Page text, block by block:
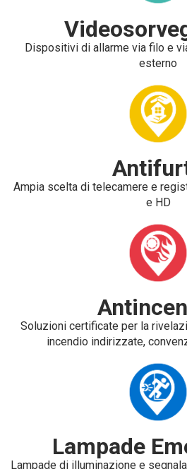
Dispositivi di allarme via filo e
esterno
Ampia scelta di telecamere e
e HD
Soluzioni certificate per la
incendio indirizzate,
Lampade
Lampade di illuminazione e